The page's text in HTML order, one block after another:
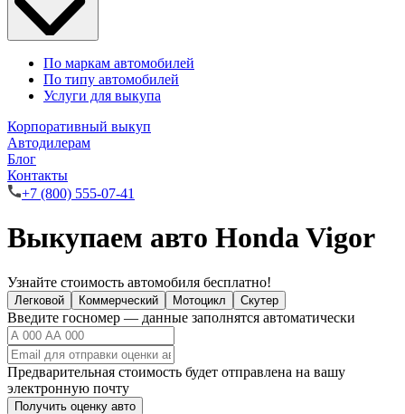
По маркам автомобилей
По типу автомобилей
Услуги для выкупа
Корпоративный выкуп
Автодилерам
Блог
Контакты
+7 (800) 555-07-41
Выкупаем авто Honda Vigor
Узнайте стоимость автомобиля бесплатно!
Легковой Коммерческий Мотоцикл Скутер
Введите госномер — данные заполнятся автоматически
Предварительная стоимость будет отправлена на вашу
электронную почту
Получить оценку авто